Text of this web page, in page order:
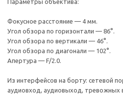
Параметры объектива:
Фокусное расстояние — 4 мм.
Угол обзора по горизонтали — 86°.
Угол обзора по вертикали — 46°.
Угол обзора по диагонали — 102°.
Апертура — F/2.0.
Из интерфейсов на борту: сетевой
аудиовход, аудиовыход,